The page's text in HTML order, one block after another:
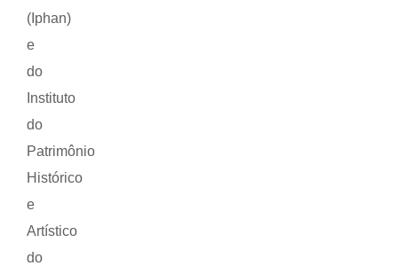
(Iphan)
e
do
Instituto
do
Patrimônio
Histórico
e
Artístico
do